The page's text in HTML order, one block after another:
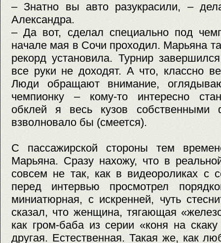
– Знатно вы авто разукрасили, –
Александра.
– Да вот, сделал специально под
начале мая в Сочи проходил. Марьяна
рекорд установила. Турнир
все руки не доходят. А что, классно
Люди обращают внимание,
чемпионку – кому-то интересно
обклей я весь кузов собственными
взволновало бы (смеется).
С пассажирской стороны тем
Марьяна. Сразу нахожу, что в
совсем не так, как в видеороликах с
перед интервью просмотрел
миниатюрная, с искренней, чуть
сказал, что женщина, тягающая
как гром-баба из серии «коня на
другая. Естественная. Такая же, как